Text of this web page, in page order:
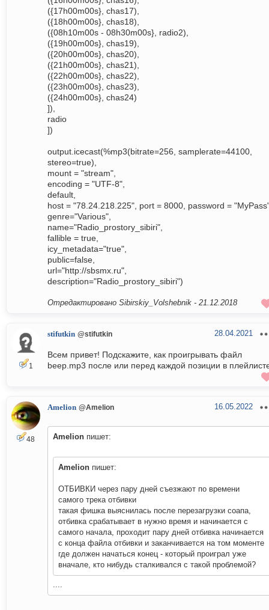
({17h00m00s}, chas17),
({18h00m00s}, chas18),
({08h10m00s - 08h30m00s}, radio2),
({19h00m00s}, chas19),
({20h00m00s}, chas20),
({21h00m00s}, chas21),
({22h00m00s}, chas22),
({23h00m00s}, chas23),
({24h00m00s}, chas24)
]),
radio
])
output.icecast(%mp3(bitrate=256, samplerate=44100,
stereo=true),
mount = "stream",
encoding = "UTF-8",
default,
host = "78.24.218.225", port = 8000, password =
genre="Various",
name="Radio_prostory_sibiri",
fallible = true,
icy_metadata="true",
public=false,
url="http://sbsmx.ru",
description="Radio_prostory_sibiri")
Отредактировано Sibirskiy_Volshebnik - 21.12.2018
1
stifutkin @stifutkin 28.04.2021
Всем привет! Подскажите, как проигрывать файл
beep.mp3 после или перед каждой позиции в
48
Amelion @Amelion 16.05.2022
Amelion пишет:
Amelion пишет:
ОТБИВКИ через пару дней съезжают по времени
самого трека отбивки
такая фишка выяснилась после перезагрузки соапа,
отбивка срабатывает в нужно время и начинается с
самого начала, проходит пару дней отбивка начинается
с конца файла отбивки и заканчивается на том моменте
где должен начаться конец - который проиграл уже
вначале, кто нибудь сталкивался с такой проблемой?
....